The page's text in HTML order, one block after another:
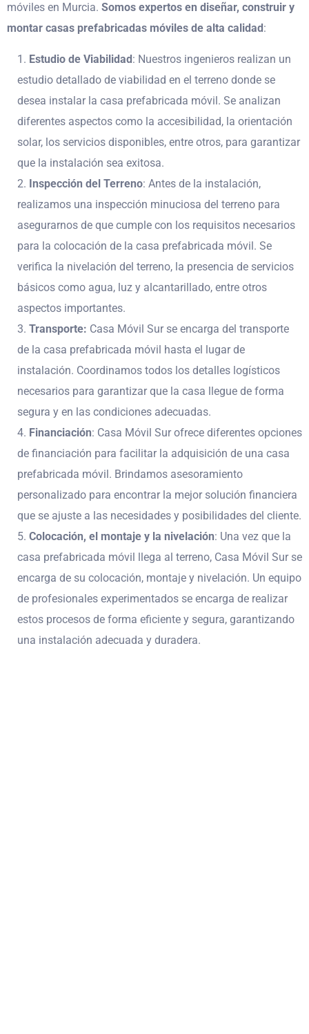
móviles en Murcia. Somos expertos en diseñar, construir y
montar casas prefabricadas móviles de alta calidad :
Estudio de Viabilidad : Nuestros ingenieros realizan un
estudio detallado de viabilidad en el terreno donde se
desea instalar la casa prefabricada móvil. Se analizan
diferentes aspectos como la accesibilidad, la orientación
solar, los servicios disponibles, entre otros, para garantizar
que la instalación sea exitosa.
Inspección del Terreno: Antes de la instalación,
realizamos una inspección minuciosa del terreno para
asegurarnos de que cumple con los requisitos necesarios
para la colocación de la casa prefabricada móvil. Se
verifica la nivelación del terreno, la presencia de servicios
básicos como agua, luz y alcantarillado, entre otros
aspectos importantes.
Transporte: Casa Móvil Surse encarga del transporte
de la casa prefabricada móvil hasta el lugar de
instalación. Coordinamos todos los detalles logísticos
necesarios para garantizar que la casa llegue de forma
segura y en las condiciones adecuadas.
Financiación: Casa Móvil Surofrece diferentes opciones
de financiación para facilitar la adquisición de una casa
prefabricada móvil. Brindamos asesoramiento
personalizado para encontrar la mejor solución financiera
que se ajuste a las necesidades y posibilidades del cliente.
Colocación, el montaje y la nivelación: Una vez que la
casa prefabricada móvil llega al terreno, Casa Móvil Surse
encarga de su colocación, montaje y nivelación. Un equipo
de profesionales experimentados se encarga de realizar
estos procesos de forma eficiente y segura, garantizando
una instalación adecuada y duradera.